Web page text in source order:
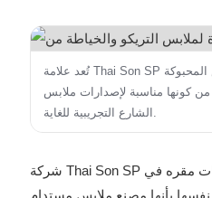
تُعد علامة Thai Son SP التجارية أنسب لبرامج الملابس المحبوكة
كونها مناسبة لإصدارات ملابس
الشارع التجريبية للغاية.
شركة Thai Son SP هي مصنع ملابس ومنسوجات مقره في